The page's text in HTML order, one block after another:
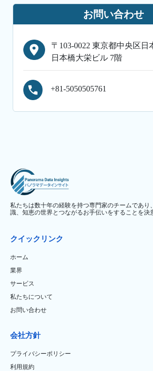
お問い合わせ
〒103-0022 東京都中央区日
日本橋大栄ビル 7階
+81-5050505761
私たちは数十年の経験を持つ専門家のチームであり
識、知恵の世界とつながるお手伝いをすることを決
クイックリンク
ホーム
業界
サービス
私たちについて
お問い合わせ
会社方針
プライバシーポリシー
利用規約